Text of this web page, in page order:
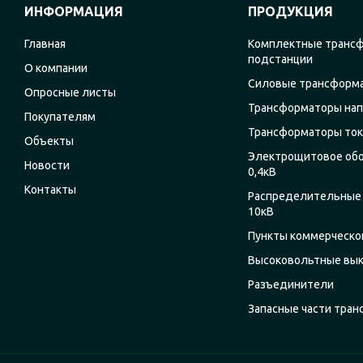
ИНФОРМАЦИЯ
Главная
О компании
Опросные листы
Покупателям
Объекты
Новости
Контакты
ПРОДУКЦИЯ
Комплектные
подстанции
Силовые
Трансформаторы
Трансформаторы
Электрощитовое
0,4кВ
Распределительные
10кВ
Пункты
Высоковольтные
Разъединители
Запасные части